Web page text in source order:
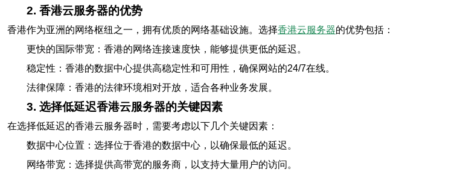
2. 香港云服务器的优势
香港作为亚洲的网络枢纽之一，拥有优质的网络基础设施。选择香港云服务器的优势包括：
更快的国际带宽：香港的网络连接速度快，能够提供更低的延迟。
稳定性：香港的数据中心提供高稳定性和可用性，确保网站的24/7在线。
法律保障：香港的法律环境相对开放，适合各种业务发展。
3. 选择低延迟香港云服务器的关键因素
在选择低延迟的香港云服务器时，需要考虑以下几个关键因素：
数据中心位置：选择位于香港的数据中心，以确保最低的延迟。
网络带宽：选择提供高带宽的服务商，以支持大量用户的访问。